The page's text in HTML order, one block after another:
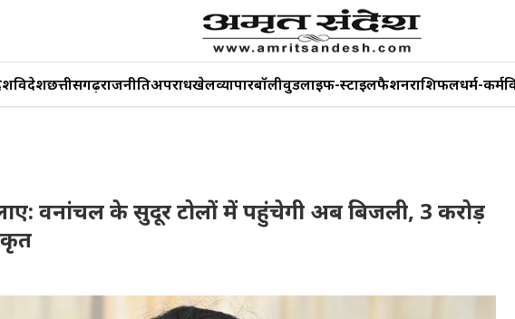
विदेशछत्तीसगढ़राजनीतिअपराधखेलव्यापारबॉलीवुडलाइफ-स्टाइलफैशनराशिफलधर्म-कर्म
लाए: वनांचल के सुदूर टोलों में पहुंचेगी अब बिजली, 3 करोड़